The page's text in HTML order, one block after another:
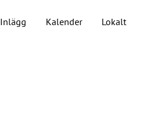
Inlägg Kalender Lokalt